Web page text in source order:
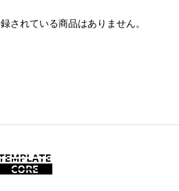
されている商品はありません。